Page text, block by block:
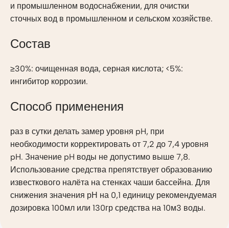
и промышленном водоснабжении, для очистки
сточных вод в промышленном и сельском хозяйстве.
Состав
≥30%: очищенная вода, серная кислота; <5%:
ингибитор коррозии.
Способ применения
раз в сутки делать замер уровня pH, при
необходимости корректировать от 7,2 до 7,4 уровня
pH. Значение pH воды не допустимо выше 7,8.
Использование средства препятствует образованию
известкового налёта на стенках чаши бассейна. Для
снижения значения рН на 0,1 единицу рекомендуемая
дозировка 100мл или 130гр средства на 10м3 воды.